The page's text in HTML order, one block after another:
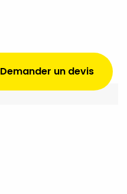
Demander un devis